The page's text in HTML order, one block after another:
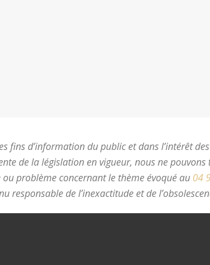
fins d’information du public et dans l’intérêt
de la législation en vigueur, nous ne
problème concernant le thème évoqué au 04
responsable de l’inexactitude et de